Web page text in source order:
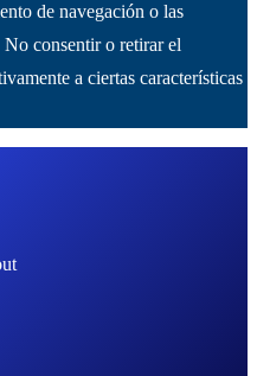
de navegación o las
consentir o retirar el
a ciertas características